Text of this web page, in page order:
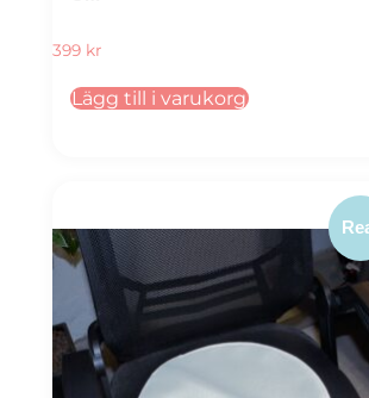
399 kr
Lägg till i varukorg